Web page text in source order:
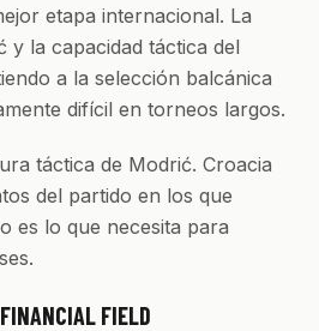
etapa internacional. La
y la capacidad táctica del
a la selección balcánica
difícil en torneos largos.
táctica de Modrić. Croacia
del partido en los que
es lo que necesita para
FIELD